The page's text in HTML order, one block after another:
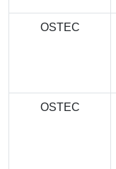
OSTEC
OSTEC